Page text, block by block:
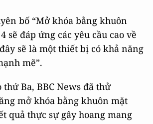
bố “Mở khóa bằng khuôn
sẽ đáp ứng các yêu cầu cao về
sẽ là một thiết bị có khả năng
mẽ”.
Ba, BBC News đã thử
mở khóa bằng khuôn mặt
quả thực sự gây hoang mang